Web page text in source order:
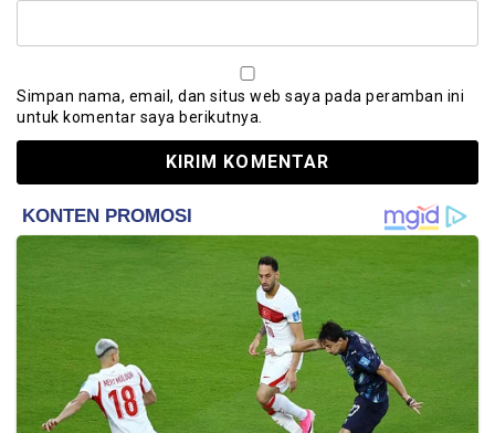
Simpan nama, email, dan situs web saya pada peramban ini
untuk komentar saya berikutnya.